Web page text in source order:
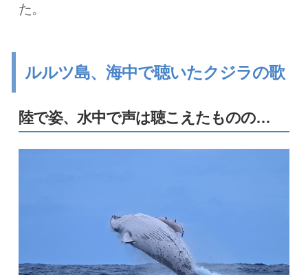
た。
ルルツ島、海中で聴いたクジラの歌
陸で姿、水中で声は聴こえたものの…